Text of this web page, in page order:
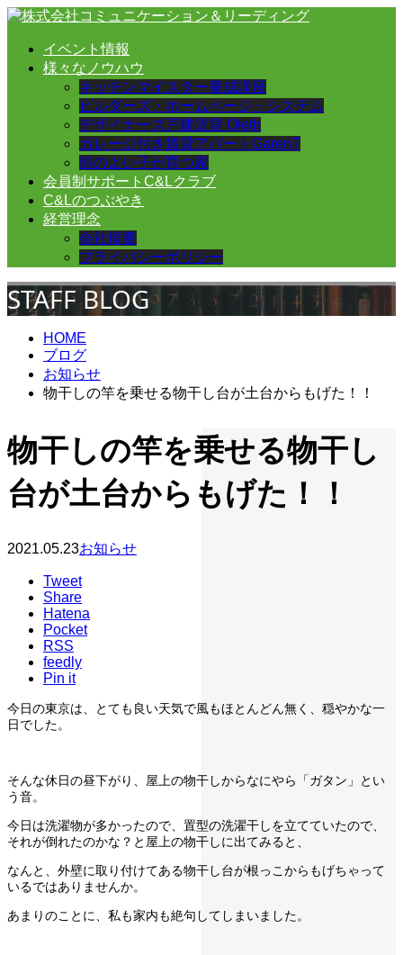
イベント情報
様々なノウハウ
キッチンマイスター養成講座
ビルダーズ・ホームページ・システム
デザイナーズ戸建賃貸 Oleth
ガレージ付き賃貸アパートGarenT
頭のよい子が育つ家
会員制サポートC&Lクラブ
C&Lのつぶやき
経営理念
会社概要
プライバシーポリシー
STAFF BLOG
HOME
ブログ
お知らせ
物干しの竿を乗せる物干し台が土台からもげた！！
物干しの竿を乗せる物干し
台が土台からもげた！！
2021.05.23お知らせ
Tweet
Share
Hatena
Pocket
RSS
feedly
Pin it
今日の東京は、とても良い天気で風もほとんどん無く、穏やかな一
日でした。
そんな休日の昼下がり、屋上の物干しからなにやら「ガタン」とい
う音。
今日は洗濯物が多かったので、置型の洗濯干しを立てていたので、
それが倒れたのかな？と屋上の物干しに出てみると、
なんと、外壁に取り付けてある物干し台が根っこからもげちゃって
いるではありませんか。
あまりのことに、私も家内も絶句してしまいました。